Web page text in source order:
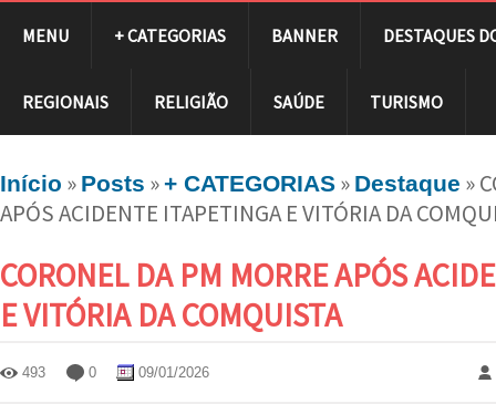
MENU + CATEGORIAS BANNER DESTAQUES
REGIONAIS RELIGIÃO SAÚDE TURISMO
Início » Posts »+ CATEGORIAS » Destaque »
APÓS ACIDENTE ITAPETINGA E VITÓRIA DA
CORONEL DA PM MORRE APÓS
E VITÓRIA DA COMQUISTA
493 0 09/01/2026